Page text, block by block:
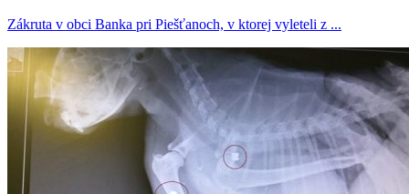
Zákruta v obci Banka pri Piešťanoch, v ktorej vyleteli z ...